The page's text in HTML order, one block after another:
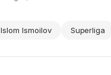
Islom Ismoilov Superliga